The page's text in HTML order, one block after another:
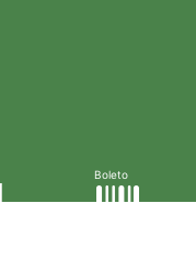
Boleto